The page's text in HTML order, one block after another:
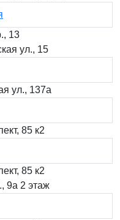
13
ул., 15
ул., 137а
85 к2
85 к2
9а 2 этаж